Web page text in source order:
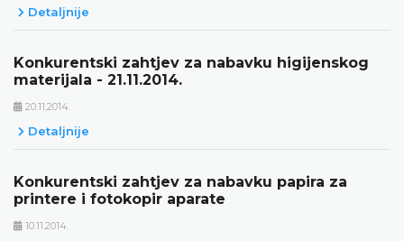
Detaljnije
Konkurentski zahtjev za nabavku higijenskog
materijala - 21.11.2014.
20.11.2014.
Detaljnije
Konkurentski zahtjev za nabavku papira za
printere i fotokopir aparate
10.11.2014.